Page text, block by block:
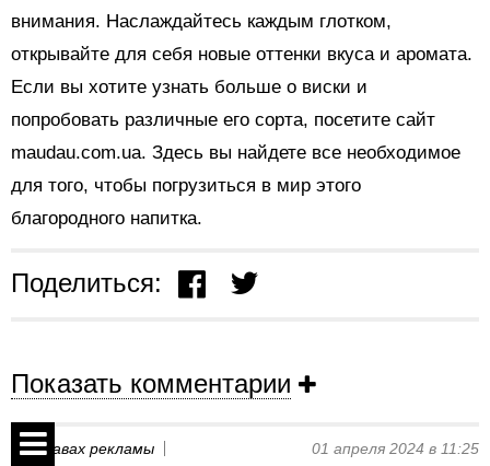
внимания. Наслаждайтесь каждым глотком,
открывайте для себя новые оттенки вкуса и аромата.
Если вы хотите узнать больше о виски и
попробовать различные его сорта, посетите сайт
maudau.com.ua. Здесь вы найдете все необходимое
для того, чтобы погрузиться в мир этого
благородного напитка.
Поделиться:
Показать комментарии
На правах рекламы 01 апреля 2024 в 11:25